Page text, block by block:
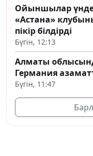
Ойыншылар
«Астана»
пікір білдірді
Бүгін, 12:13
Алматы
Германия
Бүгін, 11:47